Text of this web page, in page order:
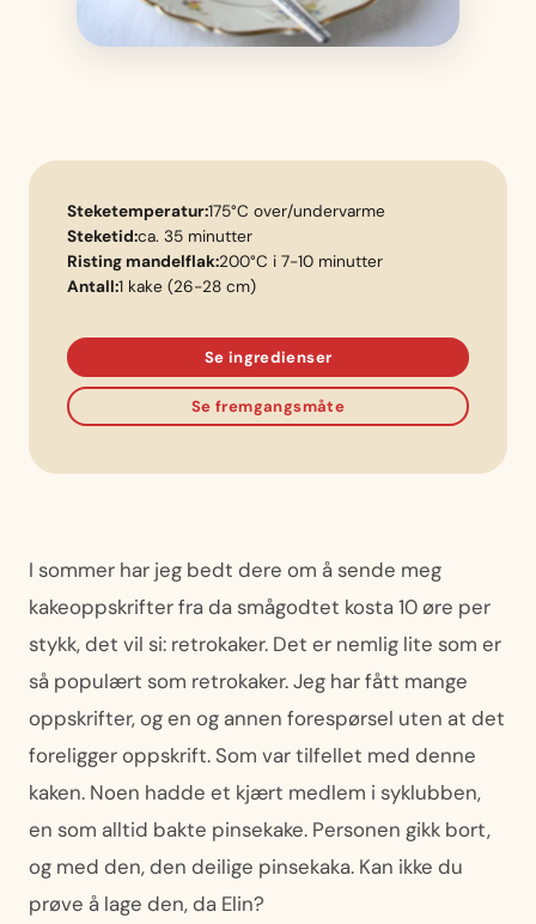
I sommer har jeg bedt dere om å sende meg
kakeoppskrifter fra da smågodtet kosta 10 øre per
stykk, det vil si: retrokaker. Det er nemlig lite som er
så populært som retrokaker. Jeg har fått mange
oppskrifter, og en og annen forespørsel uten at det
foreligger oppskrift. Som var tilfellet med denne
kaken. Noen hadde et kjært medlem i syklubben,
en som alltid bakte pinsekake. Personen gikk bort,
og med den, den deilige pinsekaka. Kan ikke du
prøve å lage den, da Elin?
Steketemperatur:175°C over/undervarme
Steketid:ca. 35 minutter
Risting mandelflak:200°C i 7-10 minutter
Antall:1 kake (26-28 cm)
Se ingredienser
Se fremgangsmåte